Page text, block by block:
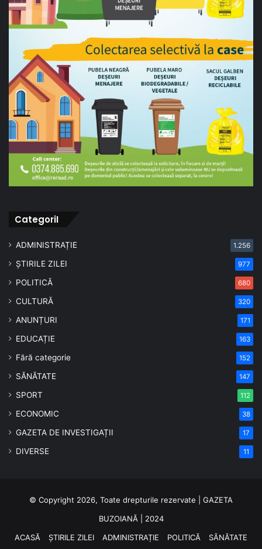
CategoriI
ADMINISTRAȚIE 1.256
ȘTIRILE ZILEI 977
POLITICĂ 680
CULTURĂ 320
ANUNȚURI 171
EDUCAȚIE 163
Fără categorie 152
SĂNĂTATE 147
SPORT 112
ECONOMIC 38
GAZETA DE INVESTIGAȚII 17
DIVERSE 11
© Copyright 2026, Toate drepturile rezervate | GAZETA
BUZOIANĂ | 2024
ACASĂ
ȘTIRILE ZILEI ADMINISTRAȚIE POLITICĂ SĂNĂTATE